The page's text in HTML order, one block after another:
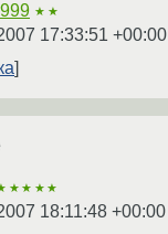
★★
17:33:51 +00:00
18:11:48 +00:00